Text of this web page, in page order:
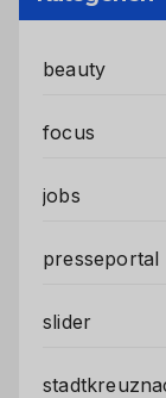
beauty
focus
jobs
presseportal
slider